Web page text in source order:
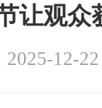
让观众
12-22